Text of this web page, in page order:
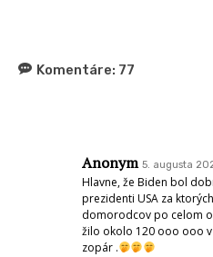
Komentáre: 77
Anonym 5. augusta
Hlavne, že Biden bol
prezidenti USA za
domorodcov po celom
žilo okolo 120 ooo ooo
zopár .